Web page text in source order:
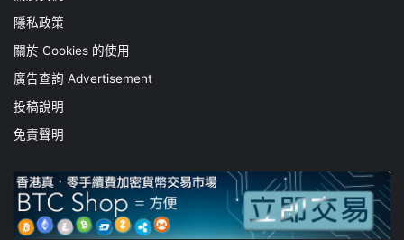
隱私政策
關於 Cookies 的使用
廣告查詢 Advertisement
投稿說明
免責聲明